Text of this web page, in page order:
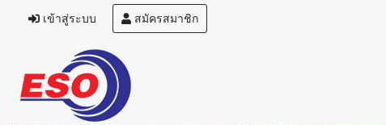
เข้าสู่ระบบ สมัครสมาชิก